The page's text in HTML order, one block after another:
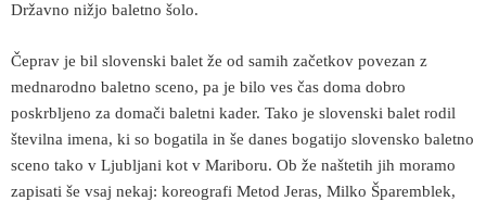
Državno nižjo baletno šolo.
Čeprav je bil slovenski balet že od samih začetkov povezan z
mednarodno baletno sceno, pa je bilo ves čas doma dobro
poskrbljeno za domači baletni kader. Tako je slovenski balet rodil
številna imena, ki so bogatila in še danes bogatijo slovensko baletno
sceno tako v Ljubljani kot v Mariboru. Ob že naštetih jih moramo
zapisati še vsaj nekaj: koreografi Metod Jeras, Milko Šparemblek,